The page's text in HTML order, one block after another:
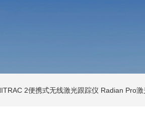
2便携式无线激光跟踪仪 Radian Pro